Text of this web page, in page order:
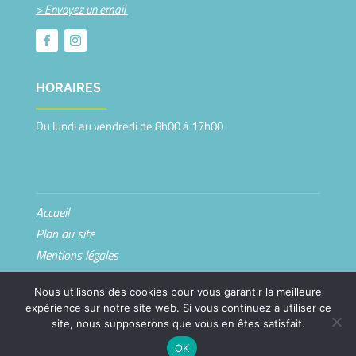
> Envoyez un email
HORAIRES
Du lundi au vendredi de8h00à17h00
Accueil
Plan du site
Mentions légales
Confidentialité
Contact
Fait avec ♡ en Bretagne parBreizh tandem
Nous utilisons des cookies pour vous garantir la meilleure
expérience sur notre site web. Si vous continuez à utiliser ce
site, nous supposerons que vous en êtes satisfait.
OK